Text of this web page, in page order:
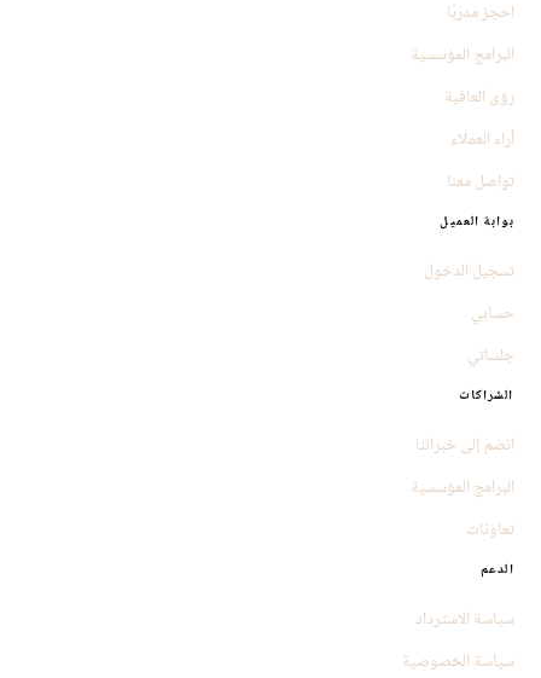
احجز مدرّبًا
البرامج المؤسسية
رؤى العافية
آراء العملاء
تواصل معنا
بوابة العميل
تسجيل الدخول
حسابي
جلساتي
الشراكات
انضم إلى خبرائنا
البرامج المؤسسية
تعاونات
الدعم
سياسة الاسترداد
سياسة الخصوصية